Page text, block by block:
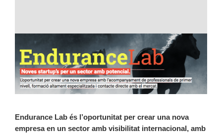
Endurance Lab és l’oportunitat per crear una nova
empresa en un sector amb visibilitat internacional, amb